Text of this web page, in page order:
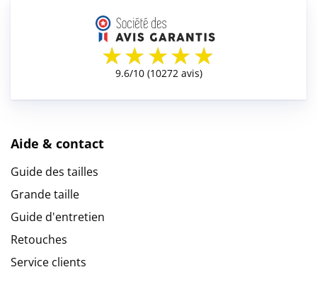
Aide & contact
Guide des tailles
Grande taille
Guide d'entretien
Retouches
Service clients